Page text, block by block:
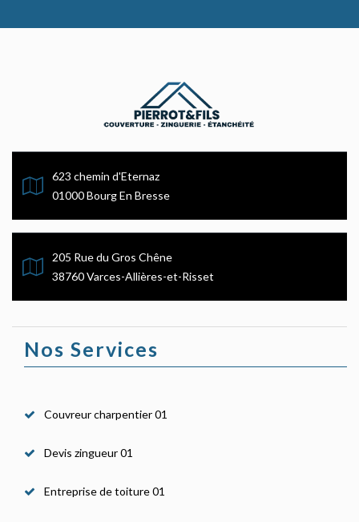
623 chemin d'Eternaz
01000 Bourg En Bresse
205 Rue du Gros Chêne
38760 Varces-Allières-et-Risset
Nos Services
Couvreur charpentier 01
Devis zingueur 01
Entreprise de toiture 01